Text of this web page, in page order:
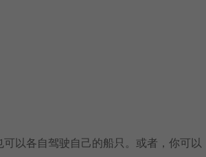
以各自驾驶自己的船只。或者，你可以